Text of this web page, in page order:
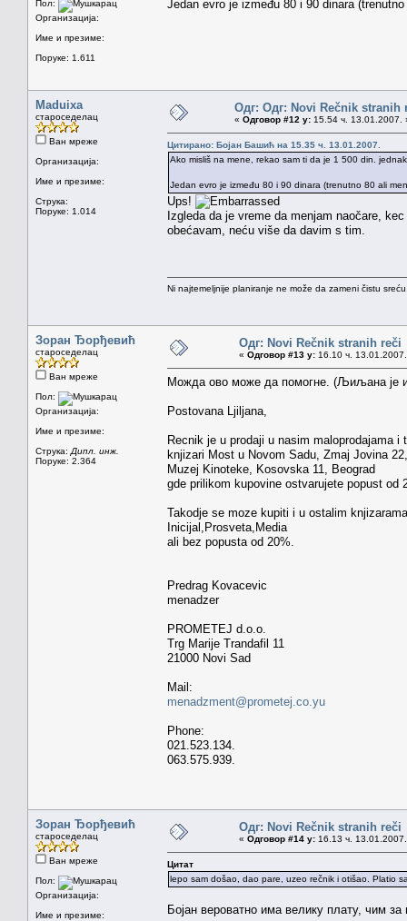
Пол:
Организација:
Име и презиме:
Поруке: 1.611
Jedan evro je između 80 i 90 dinara
Maduixa
староседелац
Ван мреже
Организација:
Име и презиме:
Струка:
Поруке: 1.014
Одг: Одг: Novi Rečnik stranih
« Одговор #12 у: 15.54 ч. 13.01.2007.
Цитирано: Бојан Башић на 15.35 ч. 13.01.2007.
Ako misliš na mene, rekao sam ti da je 1 500 din.
Jedan evro je između 80 i 90 dinara (trenutno 80 ali
Ups!
Izgleda da je vreme da menjam naočare,
obećavam, neću više da davim s tim.
Ni najtemeljnije planiranje ne može da zameni čistu
Зоран Ђорђевић
староседелац
Ван мреже
Пол:
Организација:
Име и презиме:
Струка: Дипл. инж.
Поруке: 2.364
Одг: Novi Rečnik stranih reči
« Одговор #13 у: 16.10 ч.
Можда ово може да помогне. (Љиљана је
Postovana Ljiljana,
Recnik je u prodaji u nasim maloprodajama i
knjizari Most u Novom Sadu, Zmaj Jovina
Muzej Kinoteke, Kosovska 11, Beograd
gde prilikom kupovine ostvarujete popust od
Takodje se moze kupiti i u ostalim
Inicijal,Prosveta,Media
ali bez popusta od 20%.
Predrag Kovacevic
menadzer
PROMETEJ d.o.o.
Trg Marije Trandafil 11
21000 Novi Sad
Mail:
menadzment@prometej.co.yu
Phone:
021.523.134.
063.575.939.
Зоран Ђорђевић
староседелац
Ван мреже
Пол:
Организација:
Име и презиме:
Одг: Novi Rečnik stranih reči
« Одговор #14 у: 16.13 ч.
Цитат
lepo sam došao, dao pare, uzeo rečnik i otišao. Platio
Бојан вероватно има велику плату, чим за